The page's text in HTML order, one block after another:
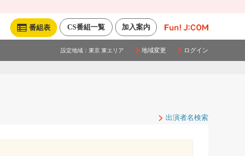
加入案内
CS番組一覧
番組表
設定地域： 東京 東エリア 地域変更 ログイン
出演者名検索